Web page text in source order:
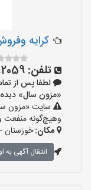
کرایه
تلفن:
لطفا پس از
«مزون سال» دیده ام و کد
سایت «مزون
وهیچ‌گونه منفعت
مکان:خوزستان -
انتقال آگهی به